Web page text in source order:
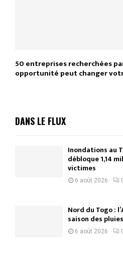
50 entreprises recherchées
opportunité peut changer
DANS LE FLUX
Inondations au
débloque 1,14
victimes
6 août 2026
Nord du Togo :
saison des
6 août 2026